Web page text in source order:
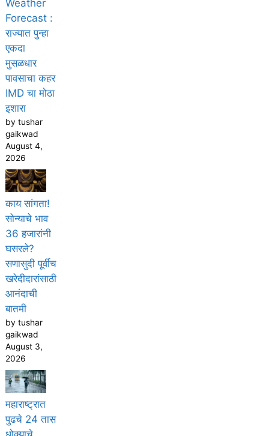
Weather
Forecast :
राज्यात पुन्हा
एकदा
मुसळधार
पावसाचा कहर
IMD चा मोठा
इशारा
by tushar
gaikwad
August 4,
2026
काय सांगता!
सोन्याचे भाव
36 हजारांनी
घसरले?
सणासुदी पूर्वीच
खरेदीदारांसाठी
आनंदाची
बातमी
by tushar
gaikwad
August 3,
2026
महाराष्ट्रात
पुढचे 24 तास